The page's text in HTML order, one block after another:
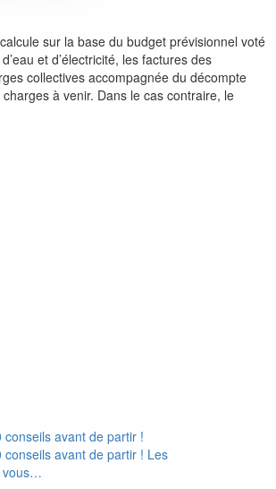
sur la base du budget prévisionnel voté
et d’électricité, les factures des
collectives accompagnée du décompte
à venir. Dans le cas contraire, le
avant de partir !
avant de partir ! Les
vous…